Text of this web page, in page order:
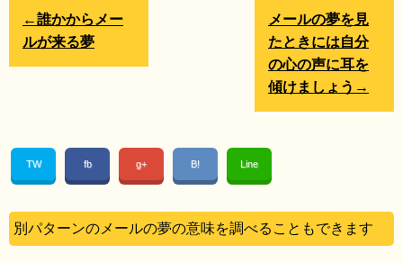
メールの夢を見
たときには自分
の心の声に耳を
傾けましょう→
←誰かからメー
ルが来る夢
TW fb g+ B! Line
別パターンのメールの夢の意味を調べることもできます